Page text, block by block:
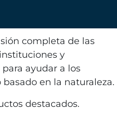
for nature-
completa de las
y
ayudar a los
en la naturaleza.
destacados.